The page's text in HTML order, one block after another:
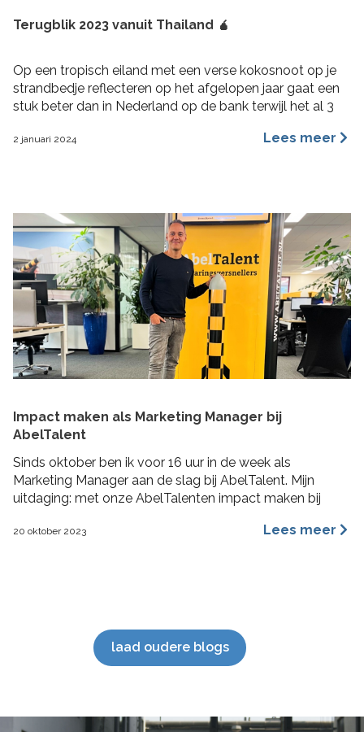
Terugblik 2023 vanuit Thailand 🧉
Op een tropisch eiland met een verse kokosnoot op je
strandbedje reflecteren op het afgelopen jaar gaat een
stuk beter dan in Nederland op de bank terwijl het al 3
fijn jaar aan rijke ervaringen, nieuwe inzichten, verbinding
2 januari 2024 Lees meer
Impact maken als Marketing Manager bij
AbelTalent
Sinds oktober ben ik voor 16 uur in de week als
Marketing Manager aan de slag bij AbelTalent. Mijn
uitdaging: met onze AbelTalenten impact maken bij
voornamelijk bezig houden met branding, content
20 oktober 2023 Lees meer
laad oudere blogs